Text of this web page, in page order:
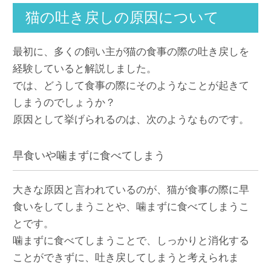
猫の吐き戻しの原因について
最初に、多くの飼い主が猫の食事の際の吐き戻しを
経験していると解説しました。
では、どうして食事の際にそのようなことが起きて
しまうのでしょうか？
原因として挙げられるのは、次のようなものです。
早食いや噛まずに食べてしまう
大きな原因と言われているのが、猫が食事の際に早
食いをしてしまうことや、噛まずに食べてしまうこ
とです。
噛まずに食べてしまうことで、しっかりと消化する
ことができずに、吐き戻してしまうと考えられま